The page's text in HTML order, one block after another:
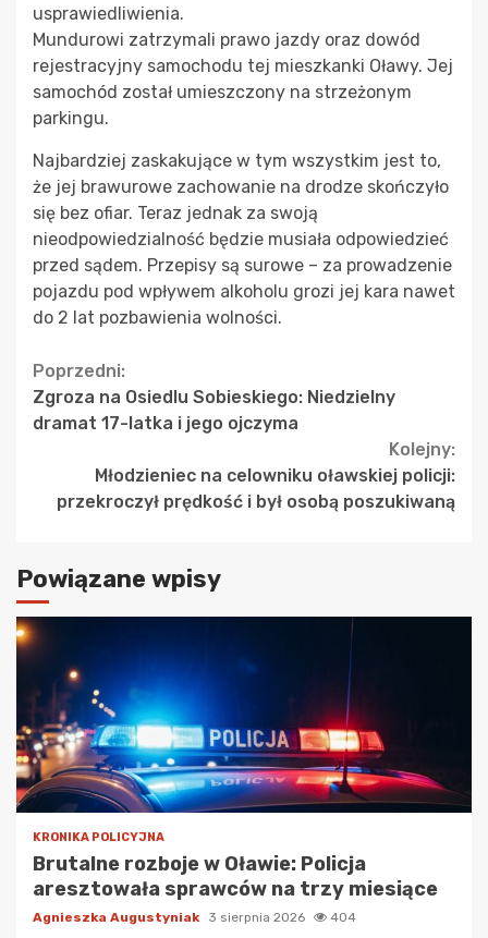
usprawiedliwienia.
Mundurowi zatrzymali prawo jazdy oraz dowód
rejestracyjny samochodu tej mieszkanki Oławy. Jej
samochód został umieszczony na strzeżonym
parkingu.
Najbardziej zaskakujące w tym wszystkim jest to,
że jej brawurowe zachowanie na drodze skończyło
się bez ofiar. Teraz jednak za swoją
nieodpowiedzialność będzie musiała odpowiedzieć
przed sądem. Przepisy są surowe – za prowadzenie
pojazdu pod wpływem alkoholu grozi jej kara nawet
do 2 lat pozbawienia wolności.
Continue
Reading
Poprzedni:
Zgroza na Osiedlu Sobieskiego: Niedzielny
dramat 17-latka i jego ojczyma
Kolejny:
Młodzieniec na celowniku oławskiej policji:
przekroczył prędkość i był osobą poszukiwaną
Powiązane wpisy
KRONIKA POLICYJNA
Brutalne rozboje w Oławie: Policja
aresztowała sprawców na trzy miesiące
Agnieszka Augustyniak 3 sierpnia 2026 404